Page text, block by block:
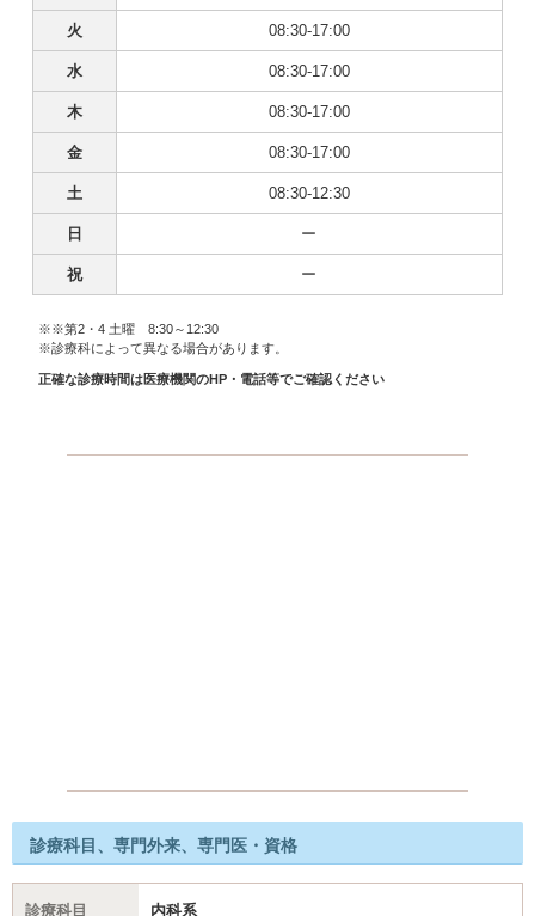
火 08:30-17:00
水 08:30-17:00
木 08:30-17:00
金 08:30-17:00
土 08:30-12:30
日 ー
祝 ー
※※第2・4 土曜 8:30～12:30
※診療科によって異なる場合があります。
正確な診療時間は医療機関のHP・電話等でご確認ください
診療科目、専門外来、専門医・資格
診療科目 内科系